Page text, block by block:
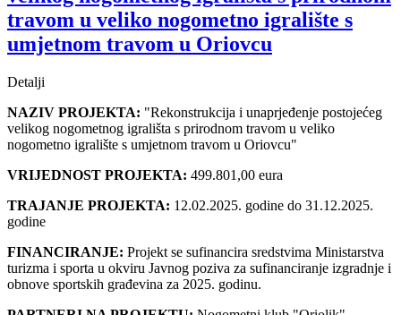
travom u veliko nogometno igralište s
umjetnom travom u Oriovcu
Detalji
NAZIV PROJEKTA: "Rekonstrukcija i unaprjeđenje postojećeg
velikog nogometnog igrališta s prirodnom travom u veliko
nogometno igralište s umjetnom travom u Oriovcu"
VRIJEDNOST PROJEKTA: 499.801,00 eura
TRAJANJE PROJEKTA: 12.02.2025. godine do 31.12.2025.
godine
FINANCIRANJE: Projekt se sufinancira sredstvima Ministarstva
turizma i sporta u okviru Javnog poziva za sufinanciranje izgradnje i
obnove sportskih građevina za 2025. godinu.